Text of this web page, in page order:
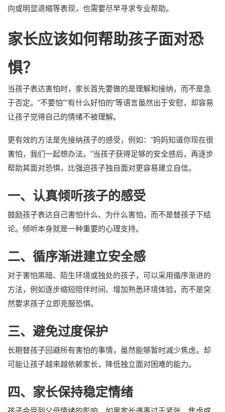
向或明显退缩等表现，也需要尽早寻求专业帮助。
家长应该如何帮助孩子面对恐
惧？
当孩子表达害怕时，家长首先要做的是理解和接纳，而不是急
于否定。"不要怕""有什么好怕的"等语言虽然出于安慰，却容易
让孩子觉得自己的情绪不被理解。
更有效的方法是先接纳孩子的感受，例如："妈妈知道你现在很
害怕，我们一起想办法。"当孩子获得足够的安全感后，再逐步
帮助其面对恐惧，比强迫孩子独自面对更容易建立自信。
一、认真倾听孩子的感受
鼓励孩子表达自己害怕什么、为什么害怕，而不是替孩子下结
论。倾听本身就是一种重要的心理支持。
二、循序渐进建立安全感
对于害怕黑暗、陌生环境或独处的孩子，可以采用循序渐进的
方法，例如逐步缩短陪伴时间、增加熟悉环境体验，而不是突
然要求孩子立即克服恐惧。
三、避免过度保护
长期替孩子回避所有害怕的事情，虽然能够暂时减少焦虑，却
可能让孩子越来越依赖家长，降低独立面对困难的能力。
四、家长保持稳定情绪